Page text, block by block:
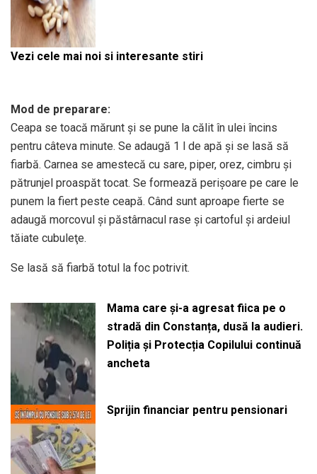
Vezi cele mai noi si interesante stiri
Mod de preparare:
Ceapa se toacă mărunt şi se pune la călit în ulei încins
pentru câteva minute. Se adaugă 1 l de apă şi se lasă să
fiarbă. Carnea se amestecă cu sare, piper, orez, cimbru şi
pătrunjel proaspăt tocat. Se formează perişoare pe care le
punem la fiert peste ceapă. Când sunt aproape fierte se
adaugă morcovul şi păstârnacul rase şi cartoful şi ardeiul
tăiate cubuleţe.
Se lasă să fiarbă totul la foc potrivit.
Mama care și-a agresat fiica pe o
stradă din Constanța, dusă la audieri.
Poliția și Protecția Copilului continuă
ancheta
Sprijin financiar pentru pensionari